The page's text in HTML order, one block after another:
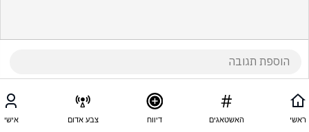
ראשי האשטאגים דיווח צבע אדום אישי